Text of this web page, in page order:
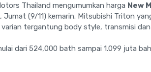
Thailand mengumumkan harga New
(9/11) kemarin. Mitsubishi Triton
tergantung body style, transmisi
dari 524,000 bath sampai 1.099 juta